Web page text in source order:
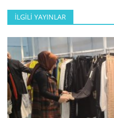
İLGILI YAYINLAR